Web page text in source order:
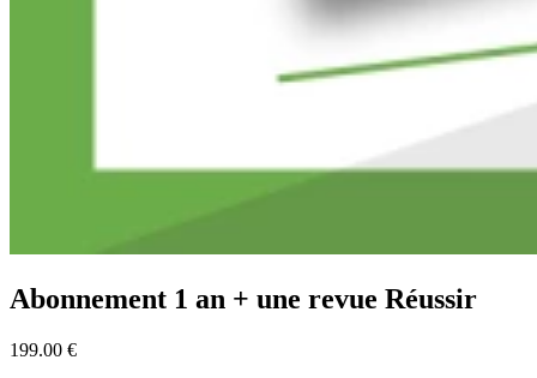
Abonnement 1 an + une revue Réussir
199.00 €